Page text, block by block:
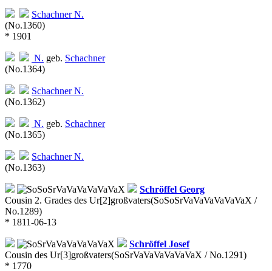
SchachnerN.
(No.1360)
* 1901
N. geb. Schachner
(No.1364)
SchachnerN.
(No.1362)
N. geb. Schachner
(No.1365)
SchachnerN.
(No.1363)
Schröffel Georg
Cousin 2. Grades des Ur[2]großvaters(SoSoSrVaVaVaVaVaVaX /
No.1289)
* 1811-06-13
Schröffel Josef
Cousin des Ur[3]großvaters(SoSrVaVaVaVaVaVaX / No.1291)
* 1770